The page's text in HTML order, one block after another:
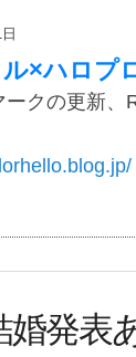
×ハロプ
ークの更新、
婚発表